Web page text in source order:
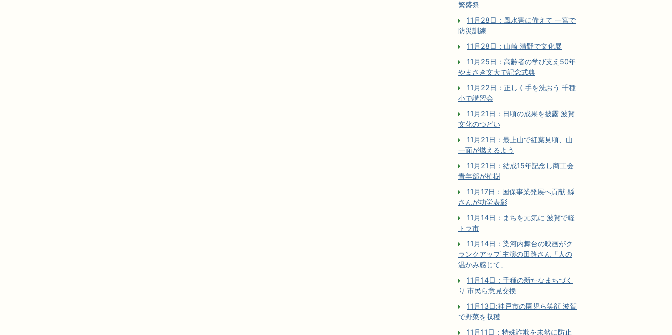
繁盛祭
11月28日：風水害に備えて 一宮で
防災訓練
11月28日：山崎 清野で文化展
11月25日：高齢者の学び支え50年
やまさき文大で記念式典
11月22日：正しく手を洗おう 千種
小で講習会
11月21日：日頃の成果を披露 波賀
文化のつどい
11月21日：最上山で紅葉見頃、山
一面が燃えるよう
11月21日：結成15年記念し商工会
青年部が植樹
11月17日：国保事業発展へ貢献 縣
さんが功労表彰
11月14日：まちを元気に 波賀で軽
トラ市
11月14日：染河内舞台の映画がク
ランクアップ 主演の田路さん「人の
温かみ感じて」
11月14日：千種の新たなまちづく
り 市民ら意見交換
11月13日:神戸市の園児ら笑顔 波賀
で野菜を収穫
11月11日：特殊詐欺を未然に防止